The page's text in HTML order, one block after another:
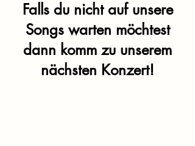
Falls du nicht auf unsere
Songs warten möchtest
dann komm zu unserem
nächsten Konzert!